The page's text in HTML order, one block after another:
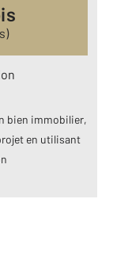
bien immobilier,
en utilisant